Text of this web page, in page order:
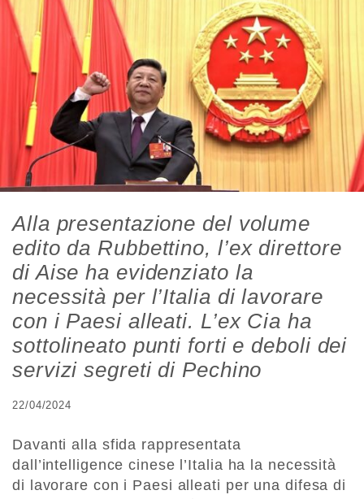
Alla presentazione del volume
edito da Rubbettino, l’ex direttore
di Aise ha evidenziato la
necessità per l’Italia di lavorare
con i Paesi alleati. L’ex Cia ha
sottolineato punti forti e deboli dei
servizi segreti di Pechino
22/04/2024
Davanti alla sfida rappresentata
dall’intelligence cinese l’Italia ha la necessità
di lavorare con i Paesi alleati per una difesa di